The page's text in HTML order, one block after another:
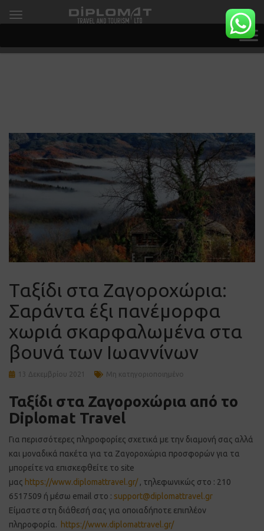
Ταξίδι στα Ζαγοροχώρια:
Σαράντα έξι πανέμορφα
χωριά σκαρφαλωμένα στα
βουνά των Ιωαννίνων
13 Δεκεμβρίου 2021 Μη κατηγοριοποιημένο
Ταξίδι στα Ζαγοροχώρια από το
Diplomat Travel
Για περισσότερες πληροφορίες σχετικά με την διαμονή σας αλλά
και μοναδικά πακέτα για τα Ζαγοροχώρια προσφορών για τα
μπορείτε να επισκεφθείτε το site
μας https://www.diplomattravel.gr/, τηλεφωνικώς στο : 210
6517509 ή μέσω email στο : support@diplomattravel.gr
Είμαστε στη διάθεσή σας για οποιαδήποτε επιπλέον
πληροφορία. https://www.diplomattravel.gr/